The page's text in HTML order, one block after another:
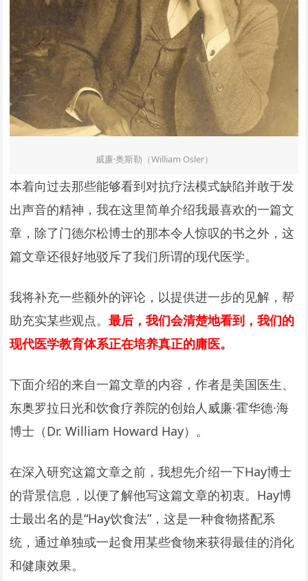
威廉·奥斯勒（William Osler）
本着向过去那些能够看到对抗疗法模式缺陷并敢于发
出声音的精神，我在这里简单介绍我最喜欢的一篇文
章，除了门德尔松博士的那本令人惊叹的书之外，这
篇文章还很好地驳斥了我们所谓的现代医学。
我将补充一些额外的评论，以提供进一步的见解，帮
助充实某些观点。最后，我们会清楚地看到，我们的
现代医学教育体系正在培养真正的庸医。
下面介绍的来自一篇文章的内容，作者是美国医生、
东奥罗拉日光和饮食疗养院的创始人威廉·霍华德·海
博士（Dr. William Howard Hay）。
在深入研究这篇文章之前，我想先介绍一下Hay博士
的背景信息，以便了解他写这篇文章的初衷。Hay博
士最出名的是“Hay饮食法”，这是一种食物搭配系
统，通过单独或一起食用某些食物来获得最佳的消化
和健康效果。